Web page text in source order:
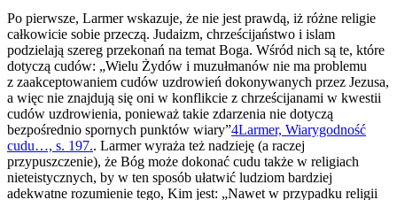
Po pierwsze, Larmer wskazuje, że nie jest prawdą, iż różne religie
całkowicie sobie przeczą. Judaizm, chrześcijaństwo i islam
podzielają szereg przekonań na temat Boga. Wśród nich są te, które
dotyczą cudów: „Wielu Żydów i muzułmanów nie ma problemu
z zaakceptowaniem cudów uzdrowień dokonywanych przez Jezusa,
a więc nie znajdują się oni w konflikcie z chrześcijanami w kwestii
cudów uzdrowienia, ponieważ takie zdarzenia nie dotyczą
bezpośrednio spornych punktów wiary”4Larmer, Wiarygodność
cudu…, s. 197.. Larmer wyraża też nadzieję (a raczej
przypuszczenie), że Bóg może dokonać cudu także w religiach
nieteistycznych, by w ten sposób ułatwić ludziom bardziej
adekwatne rozumienie tego, Kim jest: „Nawet w przypadku religii